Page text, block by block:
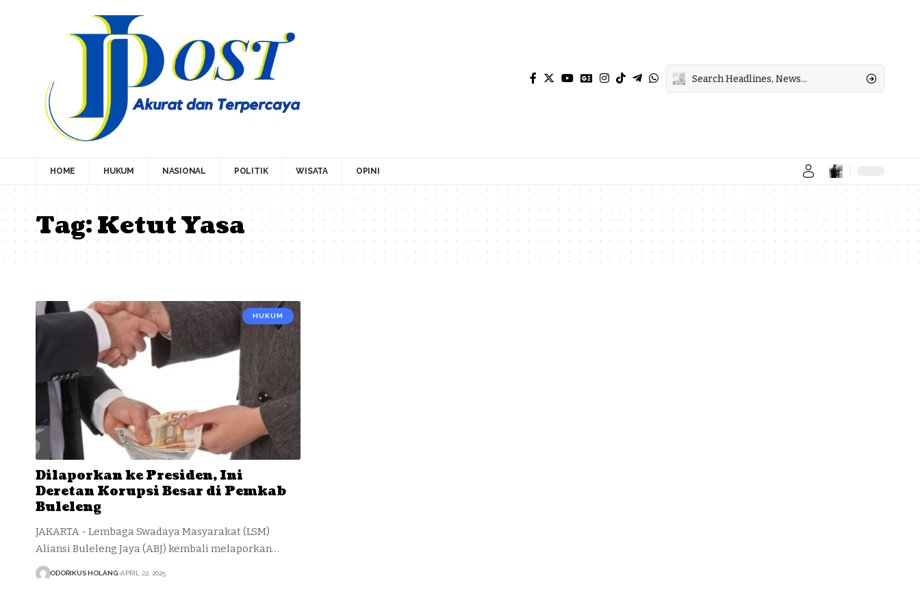
HOME HUKUM NASIONAL POLITIK WISATA OPINI
Tag:Ketut Yasa
HUKUM
Dilaporkan ke Presiden, Ini
Deretan Korupsi Besar di Pemkab
Buleleng
JAKARTA - Lembaga Swadaya Masyarakat (LSM)
Aliansi Buleleng Jaya (ABJ) kembali melaporkan…
ODORIKUS HOLANG APRIL 22, 2025